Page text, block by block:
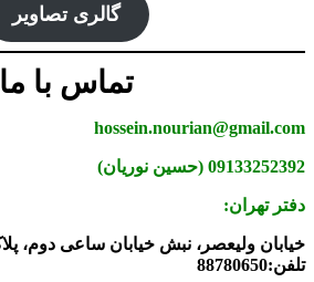
گالری تصاویر
تماس با ما
hossein.nourian@gmail.com
09133252392 (حسین نوریان)
دفتر تهران:
تلفن:88780650